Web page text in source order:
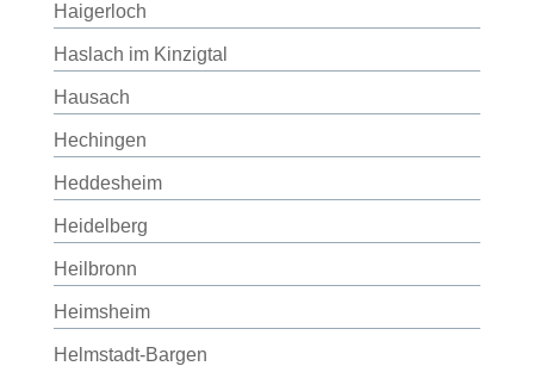
Haigerloch
Haslach im Kinzigtal
Hausach
Hechingen
Heddesheim
Heidelberg
Heilbronn
Heimsheim
Helmstadt-Bargen